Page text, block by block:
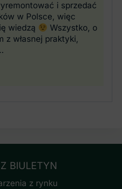
i sprzedać
w Polsce, więc
wiedzą
Wszystko, o
z własnej praktyki,
BIULETYN
z rynku